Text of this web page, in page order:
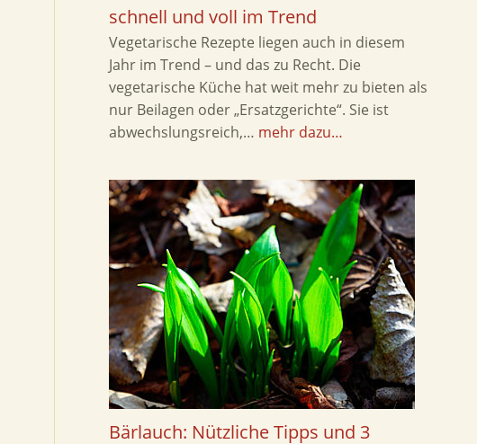
schnell und voll im Trend
Vegetarische Rezepte liegen auch in diesem
Jahr im Trend – und das zu Recht. Die
vegetarische Küche hat weit mehr zu bieten als
nur Beilagen oder „Ersatzgerichte“. Sie ist
abwechslungsreich,… mehr dazu…
Bärlauch: Nützliche Tipps und 3